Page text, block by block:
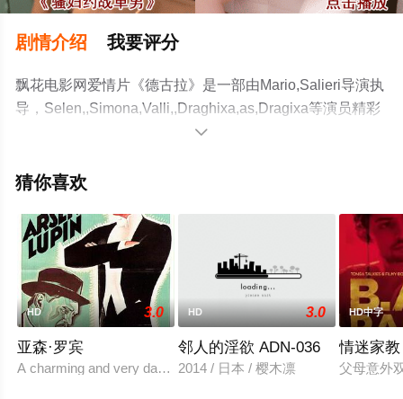
剧情介绍 我要评分
飘花电影网爱情片《德古拉》是一部由Mario,Salieri导演执
导，Selen,,Simona,Valli,,Draghixa,as,Dragixa等演员精彩
演绎的美国电影，手机免费观看高清未删减完整版电影大
猫或剧情网等平台了解。

猜你喜欢
HD 3.0
亚森·罗宾
A charming and very daring thief known as Arsene Lupin is
HD 3.0
邻人的淫欲 ADN-036
2014 / 日本 / 樱木凛
HD中字
情迷家教
父母意外